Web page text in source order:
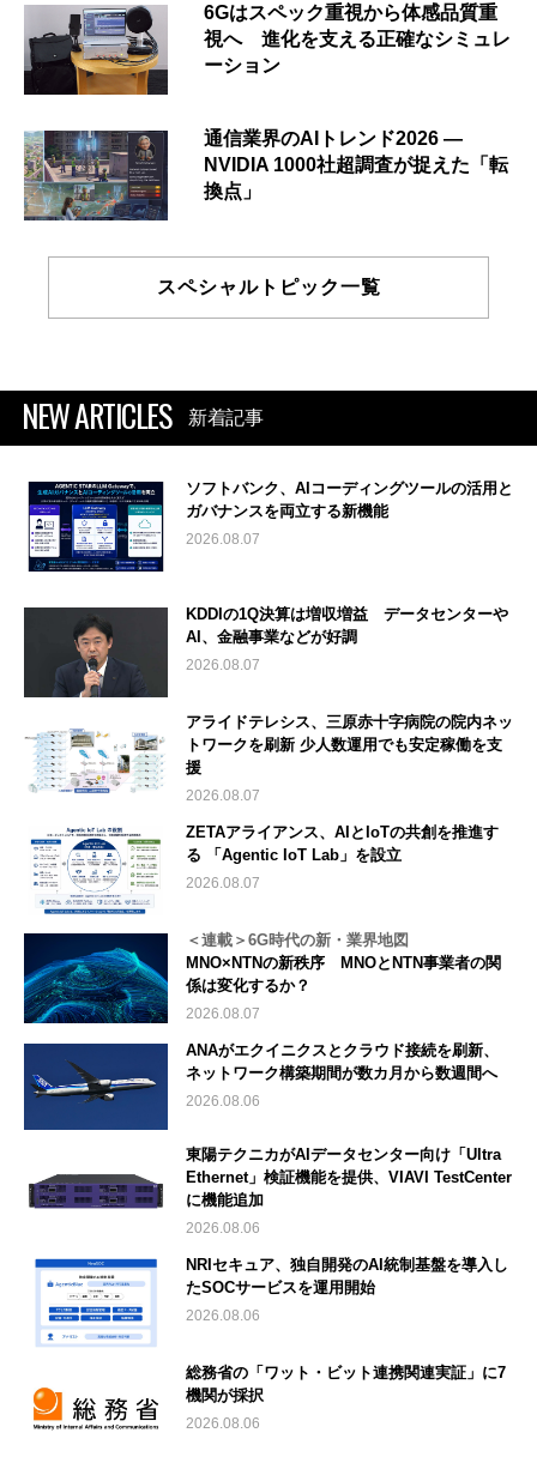
6Gはスペック重視から体感品質重
視へ 進化を支える正確なシミュレ
ーション
通信業界のAIトレンド2026 ―
NVIDIA 1000社超調査が捉えた「転
換点」
スペシャルトピック一覧
NEW ARTICLES 新着記事
ソフトバンク、AIコーディングツールの活用と
ガバナンスを両立する新機能
2026.08.07
KDDIの1Q決算は増収増益 データセンターや
AI、金融事業などが好調
2026.08.07
アライドテレシス、三原赤十字病院の院内ネッ
トワークを刷新 少人数運用でも安定稼働を支
援
2026.08.07
ZETAアライアンス、AIとIoTの共創を推進す
る 「Agentic IoT Lab」を設立
2026.08.07
＜連載＞6G時代の新・業界地図
MNO×NTNの新秩序 MNOとNTN事業者の関
係は変化するか？
2026.08.07
ANAがエクイニクスとクラウド接続を刷新、
ネットワーク構築期間が数カ月から数週間へ
2026.08.06
東陽テクニカがAIデータセンター向け「Ultra
Ethernet」検証機能を提供、VIAVI TestCenter
に機能追加
2026.08.06
NRIセキュア、独自開発のAI統制基盤を導入し
たSOCサービスを運用開始
2026.08.06
総務省の「ワット・ビット連携関連実証」に7
機関が採択
2026.08.06